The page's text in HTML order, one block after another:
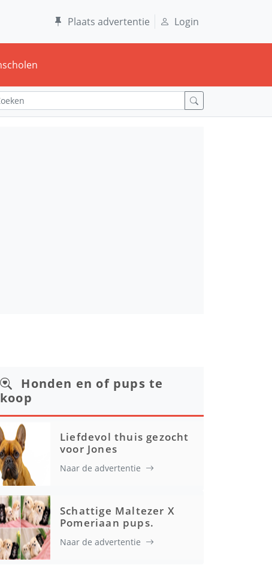
Plaats advertentie Login
Honden en of pups te
koop
Liefdevol thuis gezocht
voor Jones
Naar de advertentie
Schattige Maltezer X
Pomeriaan pups.
Naar de advertentie